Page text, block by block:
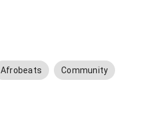
Afrobeats Community